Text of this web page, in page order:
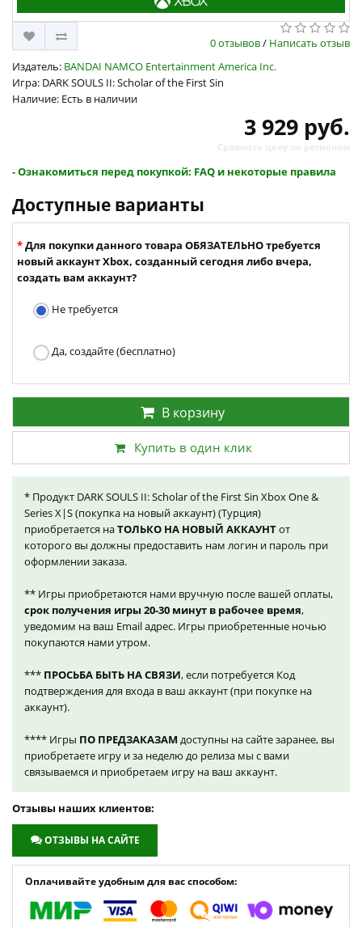
0 отзывов/ Написать отзыв
Издатель: BANDAI NAMCO Entertainment America Inc.
Игра: DARK SOULS II: Scholar of the First Sin
Наличие: Есть в наличии
3 929 руб.
- Ознакомиться перед покупкой: FAQ и некоторые правила
Доступные варианты
Для покупки данного товара ОБЯЗАТЕЛЬНО требуется
новый аккаунт Xbox, созданный сегодня либо вчера,
создать вам аккаунт?
Не требуется
Да, создайте (бесплатно)
В корзину
Купить в один клик
* Продукт DARK SOULS II: Scholar of the First Sin Xbox One &
Series X|S (покупка на новый аккаунт) (Турция)
приобретается наТОЛЬКО НА НОВЫЙ АККАУНТот
которого вы должны предоставить нам логин и пароль при
оформлении заказа.
** Игры приобретаются нами вручную после вашей оплаты,
срок получения игры 20-30 минут в рабочее время,
уведомим на ваш Email адрес. Игры приобретенные ночью
покупаются нами утром.
*** ПРОСЬБА БЫТЬ НА СВЯЗИ, если потребуется Код
подтверждения для входа в ваш аккаунт (при покупке на
аккаунт).
**** Игры ПО ПРЕДЗАКАЗАМ доступны на сайте заранее, вы
приобретаете игру и за неделю до релиза мы с вами
связываемся и приобретаем игру на ваш аккаунт.
Отзывы наших клиентов:
ОТЗЫВЫ НА САЙТЕ
Оплачивайте удобным для вас способом: